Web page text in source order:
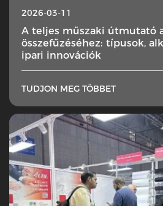
2026-03-11
A teljes műszaki útmutató
összefűzéséhez: típusok,
ipari innovációk
TUDJON MEG TÖBBET